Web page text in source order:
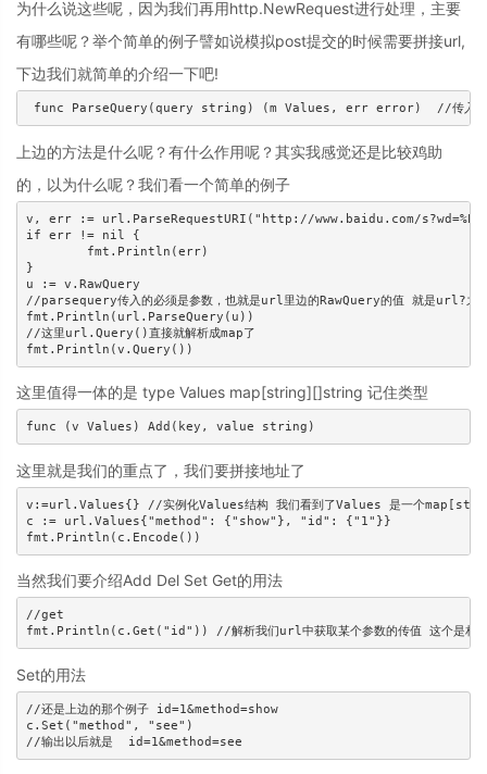
为什么说这些呢，因为我们再用http.NewRequest进行处理，主要
有哪些呢？举个简单的例子譬如说模拟post提交的时候需要拼接url,
下边我们就简单的介绍一下吧!
上边的方法是什么呢？有什么作用呢？其实我感觉还是比较鸡助
的，以为什么呢？我们看一个简单的例子
v, err := url.ParseRequestURI("http://www.baidu.com/
if err != nil {
}
u := v.RawQuery
//parsequery传入的必须是参数，也就是url里边的RawQuery的值 就是url?之
fmt.Println(url.ParseQuery(u))
//这里url.Query()直接就解析成map了
这里值得一体的是 type Values map[string][]string 记住类型
这里就是我们的重点了，我们要拼接地址了
v:=url.Values{} //实例化Values结构 我们看到了Values 是一个
c := url.Values{"method": {"show"}, "id": {"1"}}
当然我们要介绍Add Del Set Get的用法
//get
Set的用法
//还是上边的那个例子 id=1&method=show
c.Set("method", "see")